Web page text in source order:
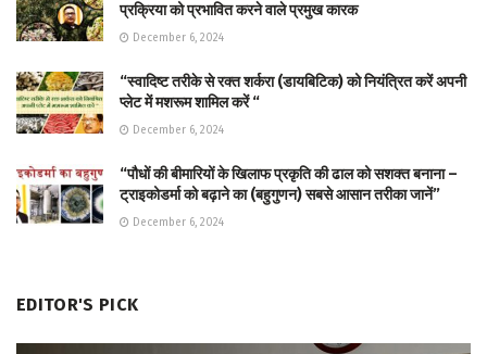
प्रक्रिया को प्रभावित करने वाले प्रमुख कारक
December 6, 2024
“स्वादिष्ट तरीके से रक्त शर्करा (डायबिटिक) को नियंत्रित करें अपनी
प्लेट में मशरूम शामिल करें “
December 6, 2024
“पौधों की बीमारियों के खिलाफ प्रकृति की ढाल को सशक्त बनाना –
ट्राइकोडर्मा को बढ़ाने का (बहुगुणन) सबसे आसान तरीका जानें”
December 6, 2024
EDITOR'S PICK